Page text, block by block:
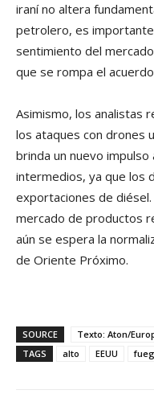
iraní no altera
petrolero, es
sentimiento del
que se rompa el
Asimismo, los analistas
los ataques con drones
brinda un nuevo
intermedios, ya que los
exportaciones de
mercado de productos
aún se espera la
de Oriente Próximo.
SOURCE
Texto: Aton/
TAGS
alto EEUU